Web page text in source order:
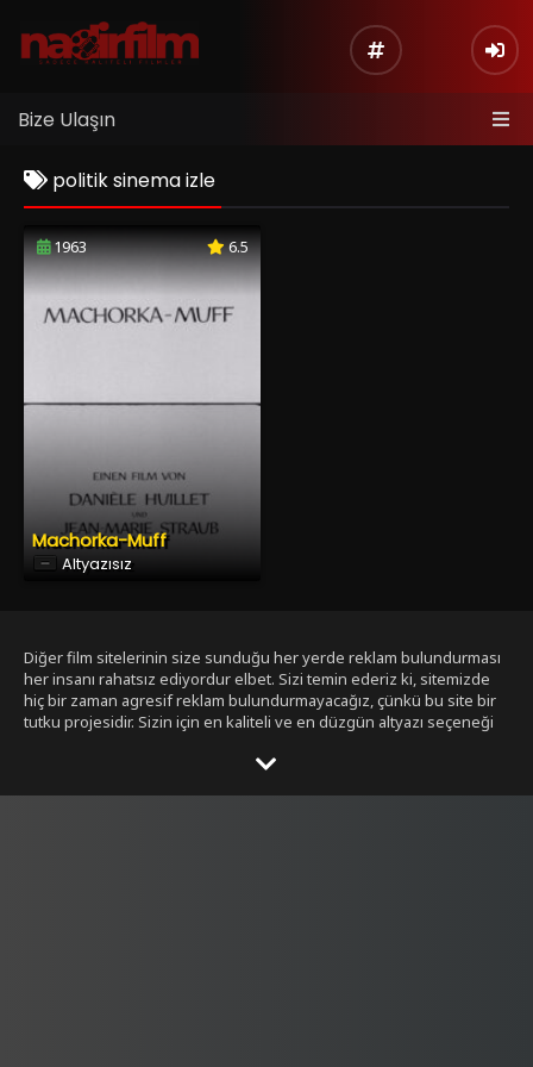
Bize Ulaşın
politik sinema izle
1963 6.5
Machorka-Muff
Altyazısız
Diğer film sitelerinin size sunduğu her yerde reklam bulundurması
her insanı rahatsız ediyordur elbet. Sizi temin ederiz ki, sitemizde
hiç bir zaman agresif reklam bulundurmayacağız, çünkü bu site bir
tutku projesidir. Sizin için en kaliteli ve en düzgün altyazı seçeneği